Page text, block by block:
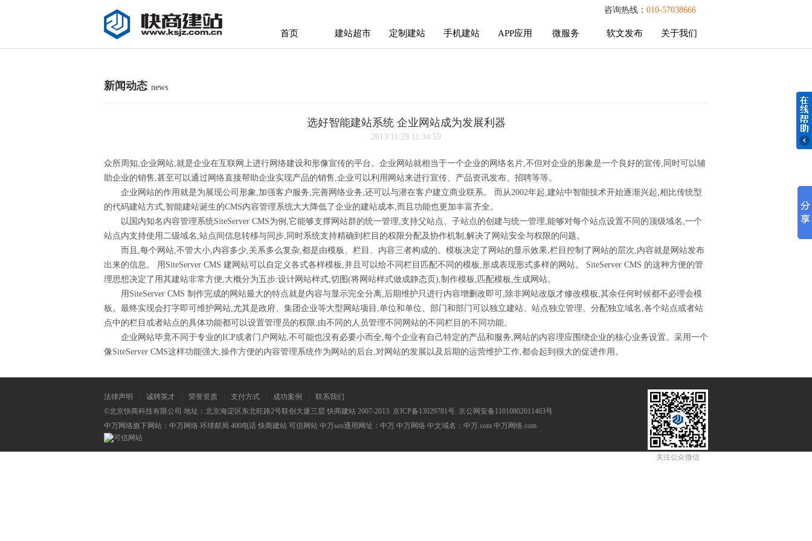
咨询热线： 010-57038666
关于我们
关于我们
软文发布
软文发布
微服务
微服务
APP应用
APP应用
手机建站
手机建站
定制建站
定制建站
建站超市
建站超市
首页
首页
新闻动态 news
选好智能建站系统 企业网站成为发展利器
2013/11/29 11:34:59
众所周知,企业网站,就是企业在互联网上进行网络建设和形像宣传的平台。企业网站就相当于一个企业的网络名片,不但对企业的形象是一个良好的宣传,同时可以辅
助企业的销售,甚至可以通过网络直接帮助企业实现产品的销售,企业可以利用网站来进行宣传、产品资讯发布、招聘等等。
企业网站的作用就是为展现公司形象,加强客户服务,完善网络业务,还可以与潜在客户建立商业联系。 而从2002年起,建站中智能技术开始逐渐兴起,相比传统型
的代码建站方式,智能建站诞生的CMS内容管理系统大大降低了企业的建站成本,而且功能也更加丰富齐全。
以国内知名内容管理系统SiteServer CMS为例,它能够支撑网站群的统一管理,支持父站点、子站点的创建与统一管理,能够对每个站点设置不同的顶级域名,一个
站点内支持使用二级域名,站点间信息转移与同步,同时系统支持精确到栏目的权限分配及协作机制,解决了网站安全与权限的问题。
而且,每个网站,不管大小,内容多少,关系多么复杂,都是由模板、栏目、内容三者构成的。模板决定了网站的显示效果,栏目控制了网站的层次,内容就是网站发布
出来的信息。 用SiteServer CMS 建网站可以自定义各式各样模板,并且可以给不同栏目匹配不同的模板,形成表现形式多样的网站。 SiteServer CMS 的这种方便的管
理思想决定了用其建站非常方便,大概分为五步:设计网站样式,切图(将网站样式做成静态页),制作模板,匹配模板,生成网站。
用SiteServer CMS 制作完成的网站最大的特点就是内容与显示完全分离,后期维护只进行内容增删改即可,除非网站改版才修改模板,其余任何时候都不必理会模
板。最终实现会打字即可维护网站,尤其是政府、集团企业等大型网站项目,单位和单位、部门和部门可以独立建站、站点独立管理、分配独立域名,各个站点或者站
点中的栏目或者站点的具体功能都可以设置管理员的权限,由不同的人员管理不同网站的不同栏目的不同功能。
企业网站毕竟不同于专业的ICP或者门户网站,不可能也没有必要小而全,每个企业有自己特定的产品和服务,网站的内容理应围绕企业的核心业务设置。采用一个
像SiteServer CMS这样功能强大,操作方便的内容管理系统作为网站的后台,对网站的发展以及后期的运营维护工作,都会起到很大的促进作用。
法律声明 诚聘英才 荣誉资质 支付方式 成功案例
联系我们
©北京快商科技有限公司 地址：北京海淀区东北旺路2号联创大厦三层 快商建站 2007-2013. 京ICP备13029781号. 京公网安备11010802011463号
中万网络旗下网站： 中万网络 环球邮局 400电话 快商建站 可信网站 中万seo通用网址：中万 中万网络 中文域名：中万.com 中万网络.com
关注公众微信